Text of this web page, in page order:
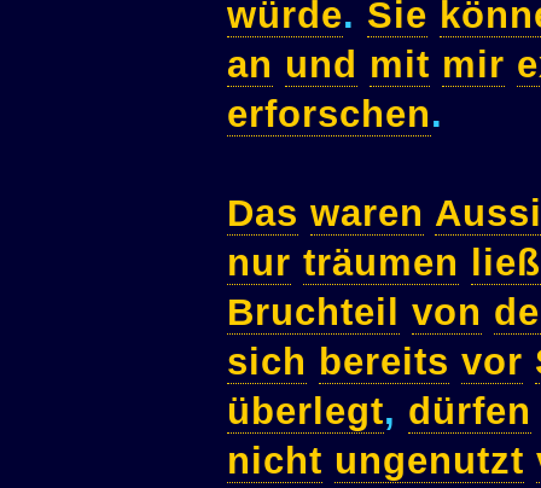
würde. Sie
an und mit mir
erforschen.
Das waren
nur träumen
Bruchteil
von
sich bereits vor
überlegt, dürfen
nicht ungenutzt